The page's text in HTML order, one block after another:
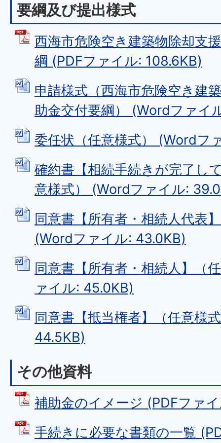
要綱及び提出様式
西海市危険空き建築物除却支
綱 (PDFファイル: 108.6KB)
申請様式（西海市危険空き建
助金交付要綱） (Wordファイ
委任状（任意様式） (Wordフ
確約書【相続手続きが完了し
意様式） (Wordファイル:
同意書【所有者・相続人代表
(Wordファイル: 43.0KB)
同意書【所有者・相続人】（
ァイル: 45.0KB)
同意書【抵当権者】（任意様
44.5KB)
その他資料
補助金のイメージ (PDFファ
手続きに必要な書類の一覧